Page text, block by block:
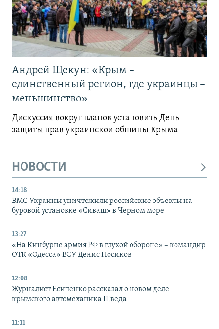
Андрей Щекун: «Крым –
единственный регион, где украинцы –
меньшинство»
Дискуссия вокруг планов установить День
защиты прав украинской общины Крыма
НОВОСТИ
14:18
ВМС Украины уничтожили российские объекты на
буровой установке «Сиваш» в Черном море
13:27
«На Кинбурне армия РФ в глухой обороне» – командир
ОТК «Одесса» ВСУ Денис Носиков
12:08
Журналист Есипенко рассказал о новом деле
крымского автомеханика Шведа
11:11